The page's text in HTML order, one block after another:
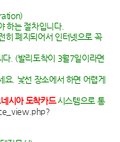
하는 절차입니다.
히 폐지되어서 인터넷으로 꼭
. (발리도착이 3월7일이라면
요. 낯선 장소에서 하면 어렵게
시아 도착카드시스템으로 통